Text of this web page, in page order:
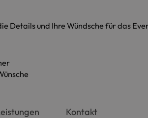
Details und Ihre Wündsche für das
Kontakt